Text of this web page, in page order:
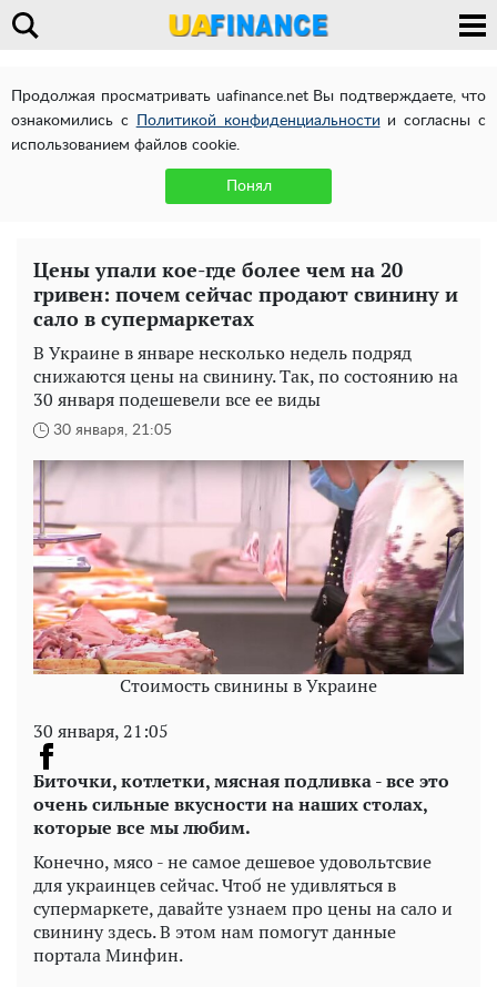
Продолжая просматривать uafinance.net Вы подтверждаете, что
ознакомились с
Политикой конфиденциальности и согласны с
использованием файлов cookie.
Понял
Цены упали кое-где более чем на 20
гривен: почем сейчас продают свинину и
сало в супермаркетах
В Украине в январе несколько недель подряд
снижаются цены на свинину. Так, по состоянию на
30 января подешевели все ее виды
30 января, 21:05
Стоимость свинины в Украине
30 января, 21:05
Биточки, котлетки, мясная подливка - все это
очень сильные вкусности на наших столах,
которые все мы любим.
Конечно, мясо - не самое дешевое удовольтсвие
для украинцев сейчас. Чтоб не удивляться в
супермаркете, давайте узнаем про цены на сало и
свинину здесь. В этом нам помогут данные
портала Минфин.